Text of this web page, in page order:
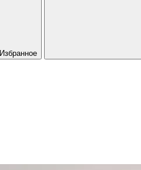
Избранное